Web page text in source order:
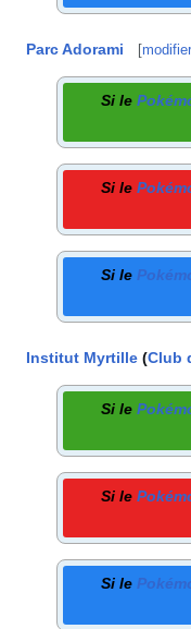
Parc Adorami [modifier
Si le
Si le
Si le
Institut Myrtille (Club
Si le
Si le
Si le